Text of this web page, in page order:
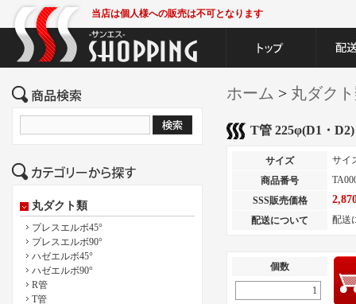
当店は個人様への販売は不可となります
丸ダクト類
プレスエルボ45°
プレスエルボ90°
ハゼエルボ45°
ハゼエルボ90°
R管
T管
ホーム > 丸ダク
T管 225φ(D1・
サイズ
サイ
商品番号
SSS販売価格
配送について 配送
個数